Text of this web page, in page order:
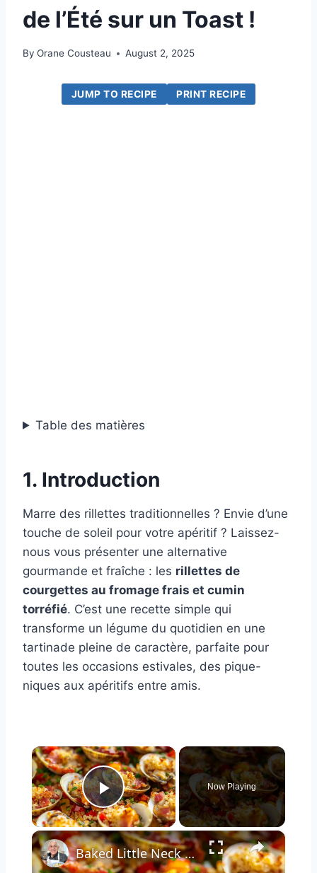
de l’Été sur un Toast !
By Orane Cousteau August 2, 2025
JUMP TO RECIPE PRINT RECIPE
Table des matières
1. Introduction
Marre des rillettes traditionnelles ? Envie d’une
touche de soleil pour votre apéritif ? Laissez-
nous vous présenter une alternative
gourmande et fraîche : les rillettes de
courgettes au fromage frais et cumin
torréfié. C’est une recette simple qui
transforme un légume du quotidien en une
tartinade pleine de caractère, parfaite pour
toutes les occasions estivales, des pique-
niques aux apéritifs entre amis.
×
Play Video
Now Playing
×
Baked Little Neck Clams with Bacon, Bell Peppers, and Breadcrumbs – A Delicious Seafood Appetizer